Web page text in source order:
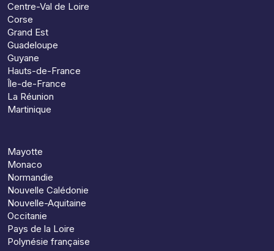
Centre-Val de Loire
Corse
Grand Est
Guadeloupe
Guyane
Hauts-de-France
Île-de-France
La Réunion
Martinique
Mayotte
Monaco
Normandie
Nouvelle Calédonie
Nouvelle-Aquitaine
Occitanie
Pays de la Loire
Polynésie française